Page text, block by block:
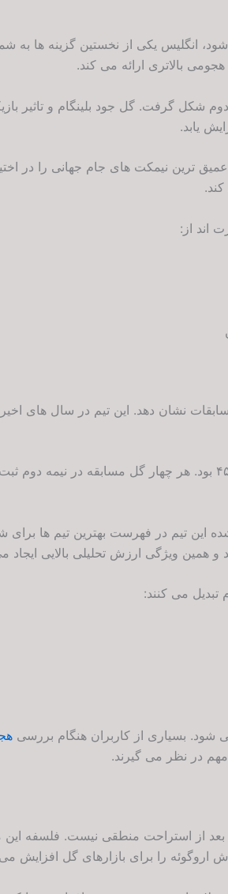
انگلیس یکی از نخستین گزینه ها به
بالاتری ارائه می کند.
شکل گرفت. گل جود بلینگام و تاثیر
یابد.
ترین نیمکت های جام جهانی را در
اند از:
نشان دهد. این تیم در سال های اخیر
دیدار هلند و ژاپن یکی از بهترین نمونه ها برای تحلیل گل بعد از دقیقه ۴۵ بود. هر چهار گل
این تیم در فهرست بهترین تیم ها
و همین ویژگی ارزش تحلیلی بالایی ایجاد
تبدیل می کنند:
شود. بسیاری از کاربران هنگام بررسی
در نظر می گیرند.
بعد از استراحت منطقی نیست. فلسفه این
را برای بازارهای گل افزایش